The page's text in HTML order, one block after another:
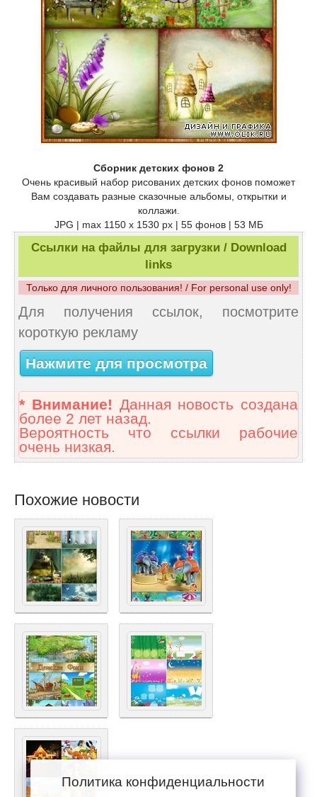
Сборник детских фонов 2
Очень красивый набор рисованих детских фонов поможет
Вам создавать разные сказочные альбомы, открытки и
коллажи.
JPG | max 1150 x 1530 px | 55 фонов | 53 МБ
Ссылки на файлы для загрузки / Download
links
Только для личного пользования! / For personal use only!
Для получения ссылок, посмотрите
короткую рекламу
Нажмите для просмотра
* Внимание! Данная новость создана
более 2 лет назад.
Вероятность что ссылки рабочие
очень низкая.
Похожие новости
Политика конфиденциальности